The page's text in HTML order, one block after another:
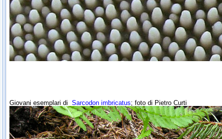
Giovani esemplari di Sarcodon imbricatus; foto di Pietro Curti